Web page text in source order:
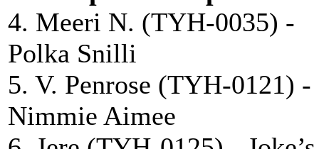
4. Meeri N. (TYH-0035) -
Polka Snilli
5. V. Penrose (TYH-0121) -
Nimmie Aimee